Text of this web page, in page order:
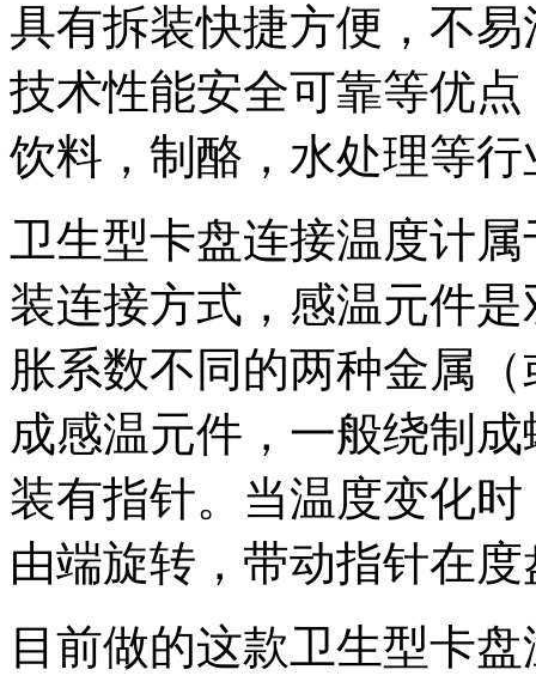
具有拆装快捷方便，不
技术性能安全可靠等优
饮料，制酪，水处理等行
卫生型卡盘连接温度计属
装连接方式，感温元件
胀系数不同的两种金属
成感温元件，一般绕制
装有指针。当温度变化
由端旋转，带动指针在
目前做的这款卫生型卡